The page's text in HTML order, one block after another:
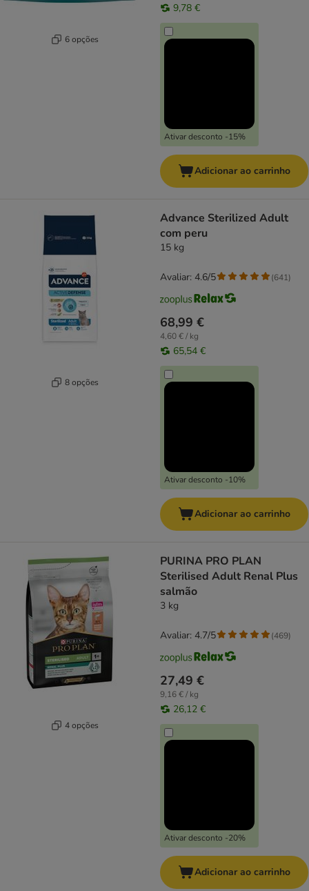
6 opções
9,78 €
Ativar desconto -15%
Adicionar ao carrinho
8 opções
Advance Sterilized Adult
com peru
15 kg
68,99 €
4,60 € / kg
65,54 €
Ativar desconto -10%
Avaliar: 4.6/5 (641)
Adicionar ao carrinho
4 opções
PURINA PRO PLAN
Sterilised Adult Renal Plus
salmão
3 kg
27,49 €
9,16 € / kg
26,12 €
Ativar desconto -20%
Avaliar: 4.7/5 (469)
Adicionar ao carrinho